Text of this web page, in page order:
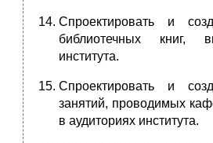
Спроектировать и
библиотечных книг,
института.
Спроектировать и
занятий, проводимых
в аудиториях института.